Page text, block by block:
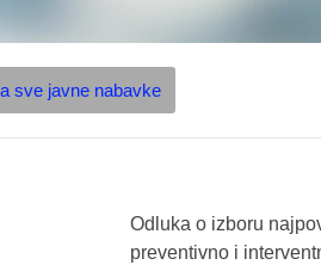
sve javne nabavke
Odluka o izboru
preventivno i